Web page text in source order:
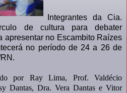
Integrantes da Cia.
de cultura para debater
apresentar no Escambito Raízes
no período de 24 a 26 de
por Ray Lima, Prof. Valdécio
Dantas, Dra. Vera Dantas e Vitor